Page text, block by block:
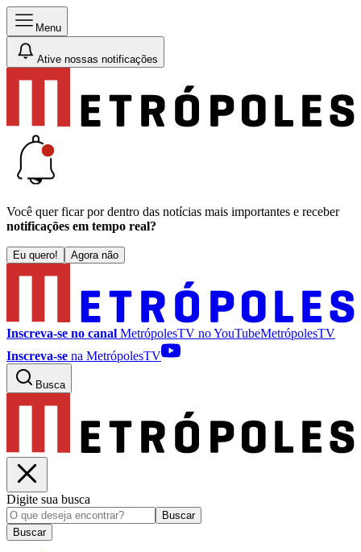
Menu
Ative nossas notificações
Você quer ficar por dentro das notícias mais importantes e receber
notificações em tempo real?
Eu quero! Agora não
Inscreva-se no canal MetrópolesTV noYouTubeMetrópolesTV
Inscreva-se na MetrópolesTV
Busca
Digite sua busca
Buscar
Buscar